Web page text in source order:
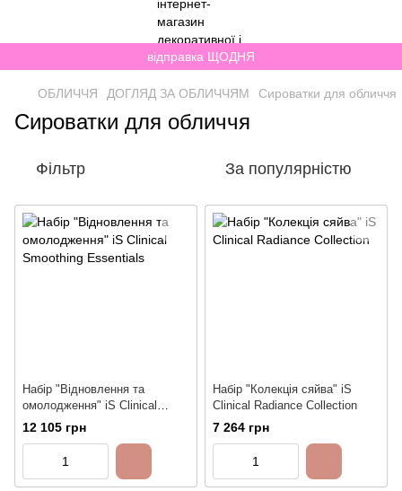
відправка ЩОДНЯ
ОБЛИЧЧЯ ДОГЛЯД ЗА ОБЛИЧЧЯМ Сироватки для обличчя
Сироватки для обличчя
Фільтр За популярністю
Набiр "Відновлення та
омолодження" iS Clinical
Smoothing Essentials
12 105 грн
Набiр "Колекція сяйва" iS
Clinical Radiance Collection
7 264 грн